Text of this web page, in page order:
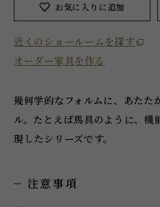
お気に入り に追加
近くのショールームを探す
オーダー家具を作る
幾何学的なフォルムに、あたた
ル。たとえば馬具のように、機
現したシリーズです。
注意事項